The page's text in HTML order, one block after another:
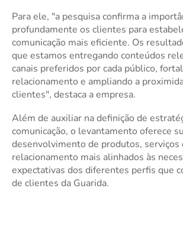
Para ele, "a pesquisa confirma a
profundamente os clientes para
comunicação mais eficiente. Os
que estamos entregando conteúdos
canais preferidos por cada público,
relacionamento e ampliando a
clientes", destaca a empresa.
Além de auxiliar na definição de
comunicação, o levantamento oferece
desenvolvimento de produtos, serviços
relacionamento mais alinhados às
expectativas dos diferentes perfis que
de clientes da Guarida.